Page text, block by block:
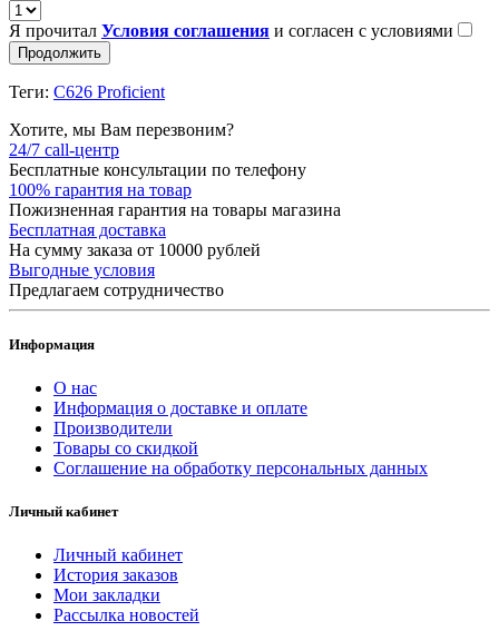
Я прочитал Условия соглашения и согласен с условиями
Продолжить
Теги: C626 Proficient
Хотите, мы Вам перезвоним?
24/7 call-центр
Бесплатные консультации по телефону
100% гарантия на товар
Пожизненная гарантия на товары магазина
Бесплатная доставка
На сумму заказа от 10000 рублей
Выгодные условия
Предлагаем сотрудничество
Информация
О нас
Информация о доставке и оплате
Производители
Товары со скидкой
Соглашение на обработку персональных данных
Личный кабинет
Личный кабинет
История заказов
Мои закладки
Рассылка новостей